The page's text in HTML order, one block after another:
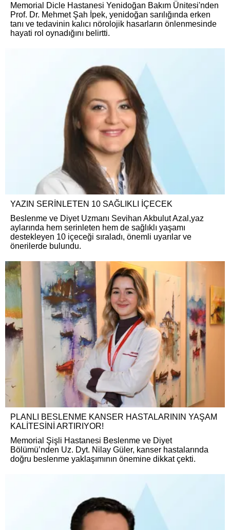
Memorial Dicle Hastanesi Yenidoğan Bakım Ünitesi'nden
Prof. Dr. Mehmet Şah İpek, yenidoğan sarılığında erken
tanı ve tedavinin kalıcı nörolojik hasarların önlenmesinde
hayati rol oynadığını belirtti.
YAZIN SERİNLETEN 10 SAĞLIKLI İÇECEK
Beslenme ve Diyet Uzmanı Sevihan Akbulut Azal,yaz
aylarında hem serinleten hem de sağlıklı yaşamı
destekleyen 10 içeceği sıraladı, önemli uyarılar ve
önerilerde bulundu.
PLANLI BESLENME KANSER HASTALARININ YAŞAM
KALİTESİNİ ARTIRIYOR!
Memorial Şişli Hastanesi Beslenme ve Diyet
Bölümü’nden Uz. Dyt. Nilay Güler, kanser hastalarında
doğru beslenme yaklaşımının önemine dikkat çekti.